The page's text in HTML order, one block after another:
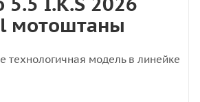
мотоштаны
технологичная модель в линейке